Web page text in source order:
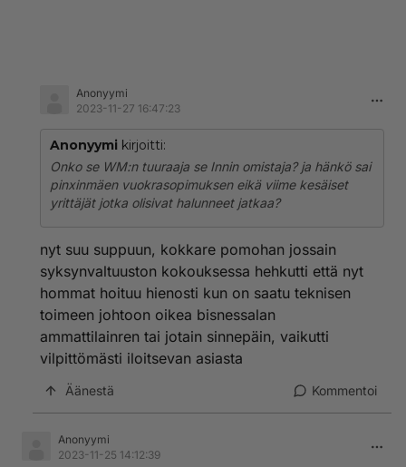
Anonyymi
2023-11-27 16:47:23
Anonyymi kirjoitti:
Onko se WM:n tuuraaja se Innin omistaja? ja hänkö sai
pinxinmäen vuokrasopimuksen eikä viime kesäiset
yrittäjät jotka olisivat halunneet jatkaa?
nyt suu suppuun, kokkare pomohan jossain
syksynvaltuuston kokouksessa hehkutti että nyt
hommat hoituu hienosti kun on saatu teknisen
toimeen johtoon oikea bisnessalan
ammattilainren tai jotain sinnepäin, vaikutti
vilpittömästi iloitsevan asiasta
Äänestä Kommentoi
Anonyymi
2023-11-25 14:12:39